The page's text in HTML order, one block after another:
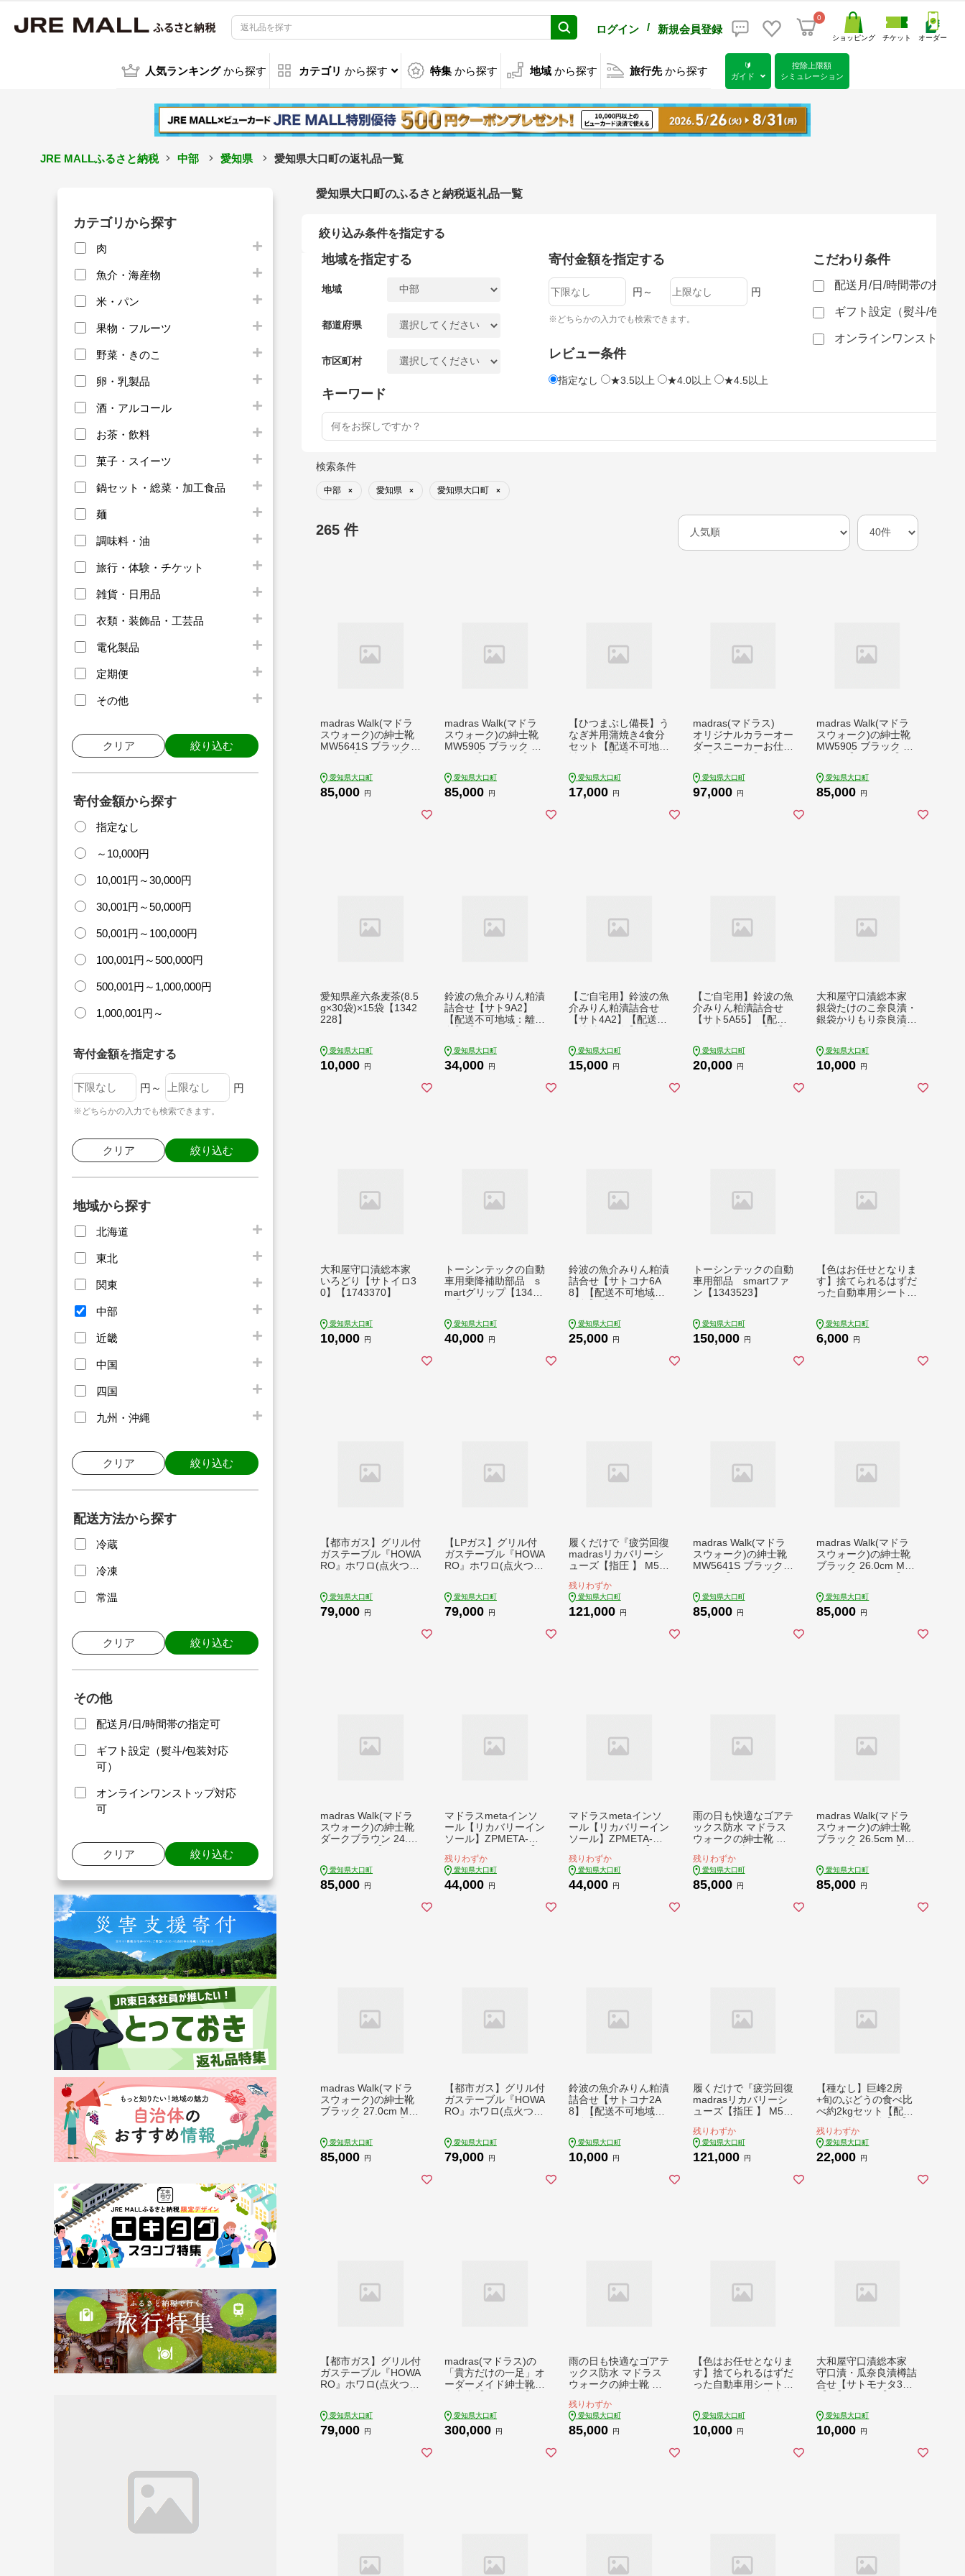
ログイン / 新規会員登録
0
ショッピング チケット オーダー
人気ランキング から探す カテゴリ から探す 特集 から探す 地域 から探す 旅行先 から探す
🔰
ガイド
控除上限額
シミュレーション
JRE MALLふるさと納税 中部 愛知県 愛知県大口町の返礼品一覧
カテゴリから探す
肉
魚介・海産物
米・パン
果物・フルーツ
野菜・きのこ
卵・乳製品
酒・アルコール
お茶・飲料
菓子・スイーツ
鍋セット・総菜・加工食品
麺
調味料・油
旅行・体験・チケット
雑貨・日用品
衣類・装飾品・工芸品
電化製品
定期便
その他
クリア 絞り込む
寄付金額から探す
指定なし
～10,000円
10,001円～30,000円
30,001円～50,000円
50,001円～100,000円
100,001円～500,000円
500,001円～1,000,000円
1,000,001円～
寄付金額を指定する
円～ 円
※どちらかの入力でも検索できます。
クリア 絞り込む
地域から探す
北海道
東北
関東
中部
近畿
中国
四国
九州・沖縄
クリア 絞り込む
配送方法から探す
冷蔵
冷凍
常温
クリア 絞り込む
その他
配送月/日/時間帯の指定可
ギフト設定（熨斗/包装対応
可）
オンラインワンストップ対応
可
クリア 絞り込む
愛知県大口町のふるさと納税返礼品一覧
絞り込み条件を指定する
地域を指定する
地域
都道府県
市区町村
寄付金額を指定する
円～ 円
※どちらかの入力でも検索できます。
レビュー条件
指定なし ★3.5以上 ★4.0以上 ★4.5以上
こだわり条件
配送月/日/時間帯の指定
ギフト設定（熨斗/包装
オンラインワンストップ
キーワード
検索条件
中部 × 愛知県 × 愛知県大口町 ×
265 件
madras Walk(マドラ
スウォーク)の紳士靴
MW5641S ブラック 2
愛知県大口町
85,000 円
madras Walk(マドラ
スウォーク)の紳士靴
MW5905 ブラック 2
愛知県大口町
85,000 円
【ひつまぶし備長】う
なぎ丼用蒲焼き4食分
セット【配送不可地
愛知県大口町
17,000 円
madras(マドラス)
オリジナルカラーオー
ダースニーカーお仕立
愛知県大口町
97,000 円
madras Walk(マドラ
スウォーク)の紳士靴
MW5905 ブラック 2
愛知県大口町
85,000 円
愛知県産六条麦茶(8.5
g×30袋)×15袋【1342
228】
愛知県大口町
10,000 円
鈴波の魚介みりん粕漬
詰合せ【サト9A2】
【配送不可地域：離
愛知県大口町
34,000 円
【ご自宅用】鈴波の魚
介みりん粕漬詰合せ
【サト4A2】【配送不
愛知県大口町
15,000 円
【ご自宅用】鈴波の魚
介みりん粕漬詰合せ
【サト5A55】【配送
愛知県大口町
20,000 円
大和屋守口漬総本家
銀袋たけのこ奈良漬・
銀袋かりもり奈良漬・
3368】
愛知県大口町
10,000 円
大和屋守口漬総本家
いろどり【サトイロ3
0】【1743370】
愛知県大口町
10,000 円
トーシンテックの自動
車用乗降補助部品 s
martグリップ【13432
愛知県大口町
40,000 円
鈴波の魚介みりん粕漬
詰合せ【サトコナ6A
8】【配送不可地域：
愛知県大口町
25,000 円
トーシンテックの自動
車用部品 smartファ
ン【1343523】
愛知県大口町
150,000 円
【色はお任せとなりま
す】捨てられるはずだ
った自動車用シートベ
547725】
愛知県大口町
6,000 円
【都市ガス】グリル付
ガステーブル『HOWA
RO』ホワロ(点火つま
愛知県大口町
79,000 円
【LPガス】グリル付
ガステーブル『HOWA
RO』ホワロ(点火つま
愛知県大口町
79,000 円
履くだけで『疲労回復
madrasリカバリーシ
ューズ【指圧 】 M51
cm【1616761】
残りわずか
愛知県大口町
121,000 円
madras Walk(マドラ
スウォーク)の紳士靴
MW5641S ブラック 2
愛知県大口町
85,000 円
madras Walk(マドラ
スウォーク)の紳士靴
ブラック 26.0cm MW
愛知県大口町
85,000 円
madras Walk(マドラ
スウォーク)の紳士靴
ダークブラウン 24.5c
愛知県大口町
85,000 円
マドラスmetaインソ
ール【リカバリーイン
ソール】ZPMETA-CS
601211】
残りわずか
愛知県大口町
44,000 円
マドラスmetaインソ
ール【リカバリーイン
ソール】ZPMETA-CM
1226】
残りわずか
愛知県大口町
44,000 円
雨の日も快適なゴアテ
ックス防水 マドラス
ウォークの紳士靴 M
5cm【1614377】
残りわずか
愛知県大口町
85,000 円
madras Walk(マドラ
スウォーク)の紳士靴
ブラック 26.5cm MW
愛知県大口町
85,000 円
madras Walk(マドラ
スウォーク)の紳士靴
ブラック 27.0cm MW
愛知県大口町
85,000 円
【都市ガス】グリル付
ガステーブル『HOWA
RO』ホワロ(点火つま
愛知県大口町
79,000 円
鈴波の魚介みりん粕漬
詰合せ【サトコナ2A
8】【配送不可地域：
愛知県大口町
10,000 円
履くだけで『疲労回復
madrasリカバリーシ
ューズ【指圧 】 M51
cm【1616750】
残りわずか
愛知県大口町
121,000 円
【種なし】巨峰2房
+旬のぶどうの食べ比
べ約2kgセット【配送
724199】
残りわずか
愛知県大口町
22,000 円
【都市ガス】グリル付
ガステーブル『HOWA
RO』ホワロ(点火つま
愛知県大口町
79,000 円
madras(マドラス)の
「貴方だけの一足」オ
ーダーメイド紳士靴お
愛知県大口町
300,000 円
雨の日も快適なゴアテ
ックス防水 マドラス
ウォークの紳士靴 M
5cm【1614362】
残りわずか
愛知県大口町
85,000 円
【色はお任せとなりま
す】捨てられるはずだ
った自動車用シートベ
愛知県大口町
10,000 円
大和屋守口漬総本家
守口漬・瓜奈良漬樽詰
合せ【サトモナタ3
愛知県大口町
10,000 円